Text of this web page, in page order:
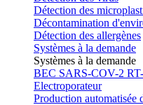
Détection des
Décontamination
Détection des allergènes
Systèmes à la demande
Systèmes à la demande
BEC SARS-COV-2
Electroporateur
Production automatisée